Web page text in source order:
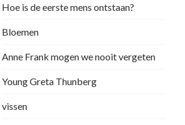
Hoe is de eerste mens ontstaan?
Bloemen
Anne Frank mogen we nooit vergeten
Young Greta Thunberg
vissen